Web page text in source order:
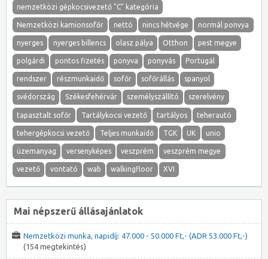
nemzetközi gépkocsivezető "C" kategória
Nemzetközi kamionsofőr nettó nincs hétvége normál ponvya
nyerges nyerges billencs olasz pálya Otthon pest megye
polgárdi pontos fizetés ponyva ponyvás Portugál
rendszer részmunkaidő sofőr sofőrállás spanyol
svédország Székesfehérvár személyszállító szerelvény
tapasztalt sofőr Tartálykocsi vezető tartályos teherautó
tehergépkocsi vezető Teljes munkaidő TGK UK unio
üzemanyag versenyképes veszprém veszprém megye
vezető vontató wab walkingfloor XVI
Mai népszerű állásajánlatok
Nemzetközi munka, napidíj: 47.000 - 50.000 Ft,- (ADR 53.000 Ft,-)
(154 megtekintés)